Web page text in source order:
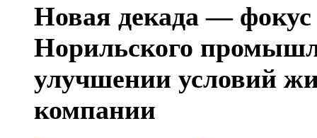
Новая декада — фокус
Норильского
улучшении условий
компании